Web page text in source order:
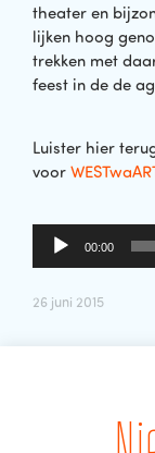
theater en
lijken hoog
trekken met
feest in de de
Luister hier
voor
Audiospeler
00:00
26 juni 2015